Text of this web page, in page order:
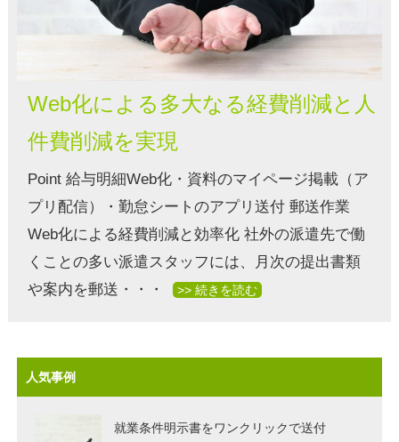
Web化による多大なる経費削減と人
件費削減を実現
Point 給与明細Web化・資料のマイページ掲載（ア
プリ配信）・勤怠シートのアプリ送付 郵送作業
Web化による経費削減と効率化 社外の派遣先で働
くことの多い派遣スタッフには、月次の提出書類
や案内を郵送・・・
>> 続きを読む
人気事例
就業条件明示書をワンクリックで送付